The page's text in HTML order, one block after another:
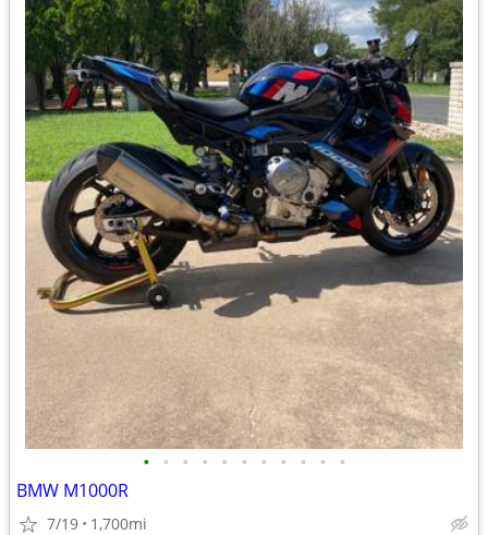
• • • • • • • • • • •
BMW M1000R
7/19 1,700mi